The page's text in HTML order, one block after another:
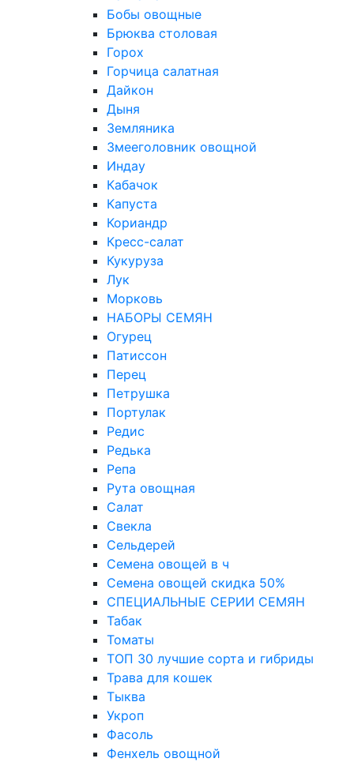
Бобы овощные
Брюква столовая
Горох
Горчица салатная
Дайкон
Дыня
Земляника
Змееголовник овощной
Индау
Кабачок
Капуста
Кориандр
Кресс-салат
Кукуруза
Лук
Морковь
НАБОРЫ СЕМЯН
Огурец
Патиссон
Перец
Петрушка
Портулак
Редис
Редька
Репа
Рута овощная
Салат
Свекла
Сельдерей
Семена овощей в ч
Семена овощей скидка 50%
СПЕЦИАЛЬНЫЕ СЕРИИ СЕМЯН
Табак
Томаты
ТОП 30 лучшие сорта и гибриды
Трава для кошек
Тыква
Укроп
Фасоль
Фенхель овощной